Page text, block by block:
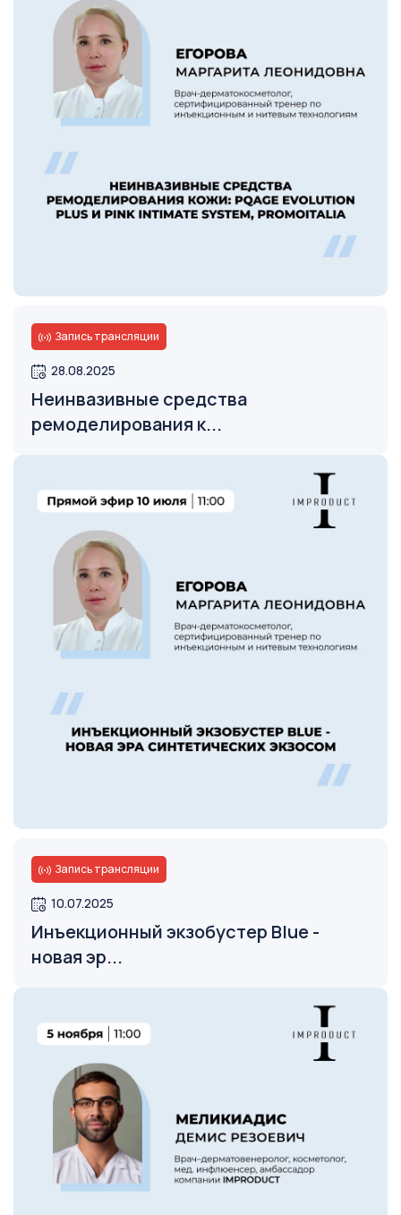
Открыть
Запись трансляции
28.08.2025
Неинвазивные средства
ремоделирования к...
Открыть
Запись трансляции
10.07.2025
Инъекционный экзобустер Blue -
новая эр...